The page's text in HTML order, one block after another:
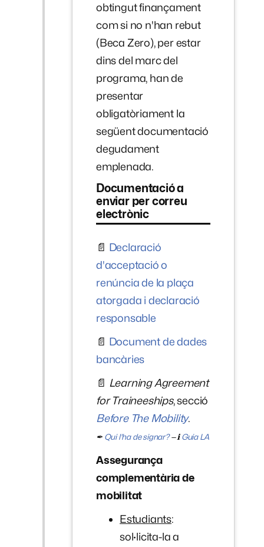
obtingut finançament
com si no n'han rebut
(Beca Zero), per estar
dins del marc del
programa, han de
presentar
obligatòriament la
següent documentació
degudament
emplenada.
Documentació a
enviar per correu
electrònic
📄 Declaració
d'acceptació o
renúncia de la plaça
atorgada i declaració
responsable
📄 Document de dades
bancàries
📄 Learning Agreement
for Traineeships, secció
Before The Mobility.
✒ Qui l'ha de signar?— ℹGuia LA
Assegurança
complementària de
mobilitat
Estudiants:
sol·licita-la a